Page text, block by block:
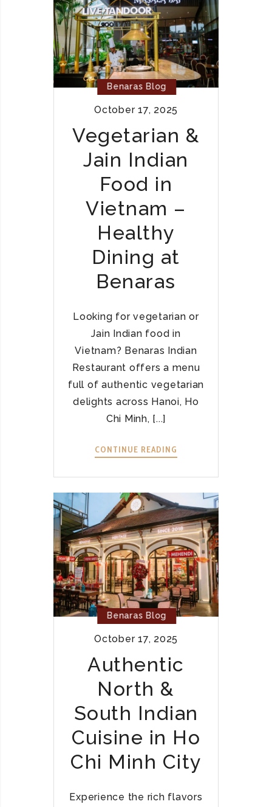
I
A
N
S
T
R
O
O
O
U
R
Y
D
A
N
T
E
N
A
R
A
S
Benaras Blog
October 17, 2025
Vegetarian &
Jain Indian
Food in
Vietnam –
Healthy
Dining at
Benaras
Looking for vegetarian or
Jain Indian food in
Vietnam? Benaras Indian
Restaurant offers a menu
full of authentic vegetarian
delights across Hanoi, Ho
Chi Minh, [...]
CONTINUE READING
G
E
T
A
R
I
A
N
&
J
I
I
N
F
O
D
Benaras Blog
October 17, 2025
Authentic
North &
South Indian
Cuisine in Ho
Chi Minh City
Experience the rich flavors